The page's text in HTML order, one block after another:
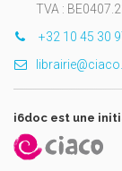
TVA :
+32 10 45 30
i6doc est une